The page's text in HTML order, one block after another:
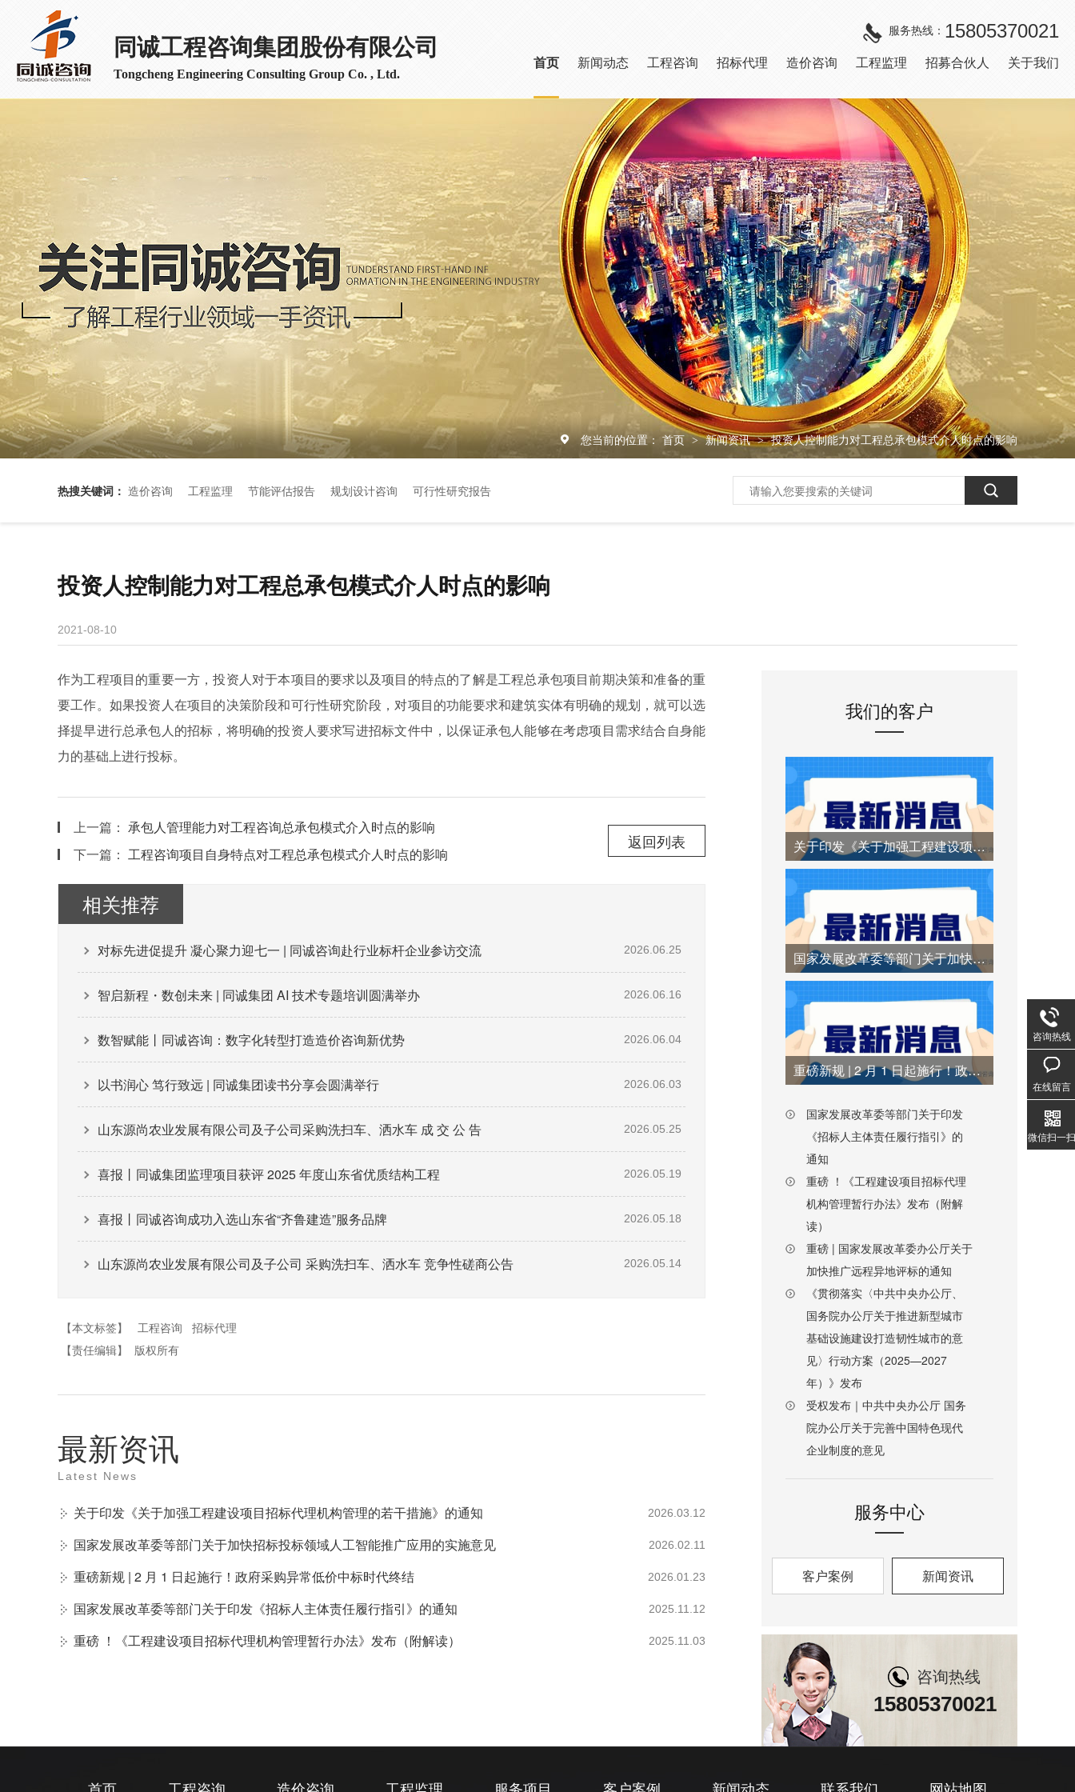
同诚工程咨询集团股份有限公司
Tongcheng Engineering Consulting Group Co. , Ltd.
服务热线： 15805370021
首页 新闻动态 工程咨询 招标代理 造价咨询 工程监理 招募合伙人 关于我们
您当前的位置： 首页 > 新闻资讯 > 投资人控制能力对工程总承包模式介人时点的影响
热搜关键词： 造价咨询 工程监理 节能评估报告 规划设计咨询 可行性研究报告
投资人控制能力对工程总承包模式介人时点的影响
2021-08-10
作为工程项目的重要一方，投资人对于本项目的要求以及项目的特点的了解是工程总承包项目前期决策和准备的重
要工作。如果投资人在项目的决策阶段和可行性研究阶段，对项目的功能要求和建筑实体有明确的规划，就可以选
择提早进行总承包人的招标，将明确的投资人要求写进招标文件中，以保证承包人能够在考虑项目需求结合自身能
力的基础上进行投标。
上一篇： 承包人管理能力对工程咨询总承包模式介入时点的影响
下一篇： 工程咨询项目自身特点对工程总承包模式介人时点的影响
返回列表
相关推荐
对标先进促提升 凝心聚力迎七一 | 同诚咨询赴行业标杆企业参访交流 2026.06.25
智启新程・数创未来 | 同诚集团 AI 技术专题培训圆满举办 2026.06.16
数智赋能丨同诚咨询：数字化转型打造造价咨询新优势 2026.06.04
以书润心 笃行致远 | 同诚集团读书分享会圆满举行 2026.06.03
山东源尚农业发展有限公司及子公司采购洗扫车、洒水车 成 交 公 告 2026.05.25
喜报丨同诚集团监理项目获评 2025 年度山东省优质结构工程 2026.05.19
喜报丨同诚咨询成功入选山东省“齐鲁建造”服务品牌 2026.05.18
山东源尚农业发展有限公司及子公司 采购洗扫车、洒水车 竞争性磋商公告 2026.05.14
【本文标签】 工程咨询
招标代理
【责任编辑】
版权所有
最新资讯
Latest News
关于印发《关于加强工程建设项目招标代理机构管理的若干措施》的通知 2026.03.12
国家发展改革委等部门关于加快招标投标领域人工智能推广应用的实施意见 2026.02.11
重磅新规 | 2 月 1 日起施行！政府采购异常低价中标时代终结 2026.01.23
国家发展改革委等部门关于印发《招标人主体责任履行指引》的通知 2025.11.12
重磅 ！《工程建设项目招标代理机构管理暂行办法》发布（附解读） 2025.11.03
我们的客户
关于印发《关于加强工程建设项目招标代理机构管理的若干措施》的通知
国家发展改革委等部门关于加快招标投标领域人工智能推广应用的实施意见
重磅新规 | 2 月 1 日起施行！政府采购异常低价中标时代终结
国家发展改革委等部门关于印发
《招标人主体责任履行指引》的
通知
重磅 ！《工程建设项目招标代理
机构管理暂行办法》发布（附解
读）
重磅 | 国家发展改革委办公厅关于
加快推广远程异地评标的通知
《贯彻落实〈中共中央办公厅、
国务院办公厅关于推进新型城市
基础设施建设打造韧性城市的意
见〉行动方案（2025—2027
年）》发布
受权发布｜中共中央办公厅 国务
院办公厅关于完善中国特色现代
企业制度的意见
服务中心
客户案例 新闻资讯
咨询热线
15805370021
咨询热线
在线留言
微信扫一扫